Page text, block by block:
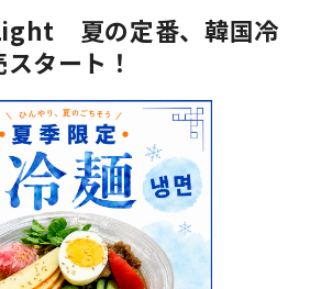
夏の定番、韓国冷
タート！